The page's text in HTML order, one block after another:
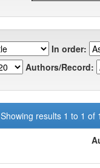
In order:
Authors/Record:
Showing results 1 to 1 of 1